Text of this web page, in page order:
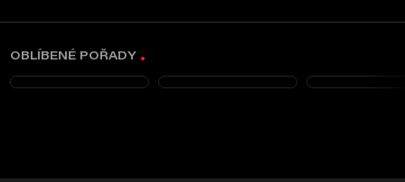
OBLÍBENÉ POŘADY